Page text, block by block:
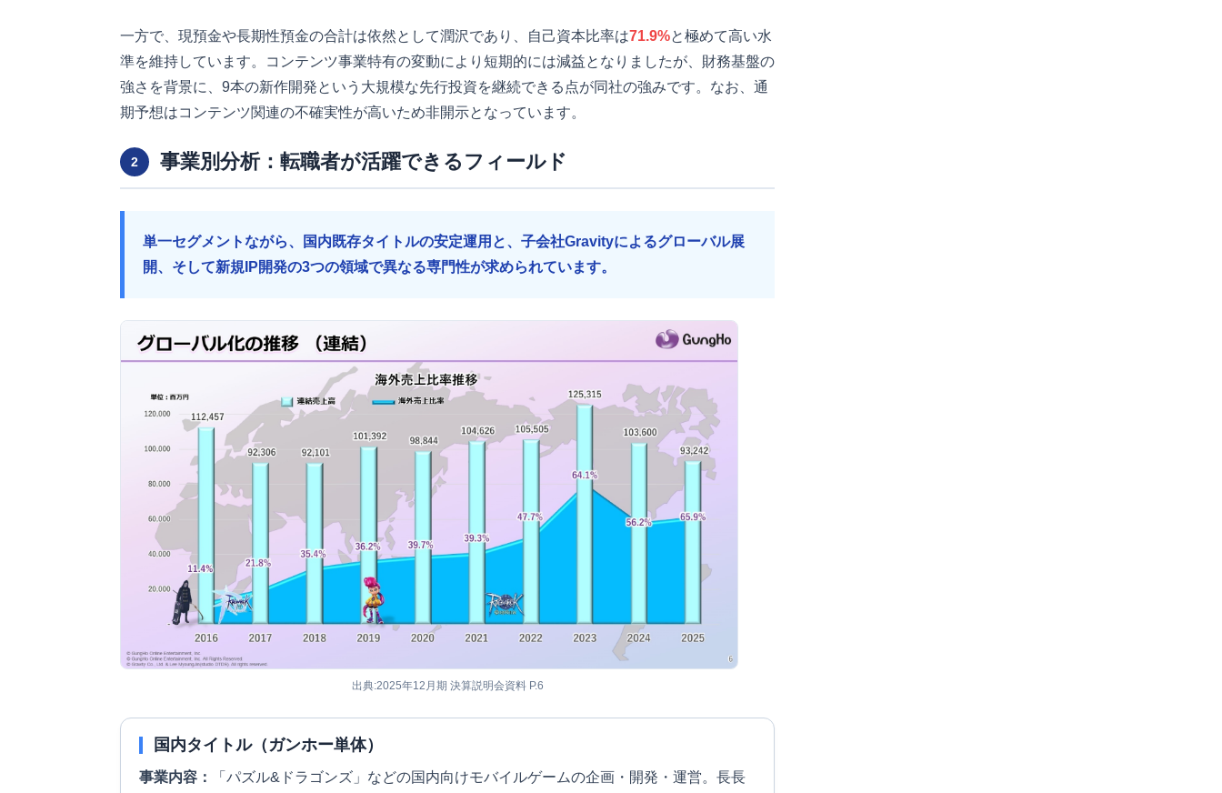
一方で、現預金や長期性預金の合計は依然として潤沢であり、自己資本比率は71.9%と極めて高い水
準を維持しています。コンテンツ事業特有の変動により短期的には減益となりましたが、財務基盤の
強さを背景に、9本の新作開発という大規模な先行投資を継続できる点が同社の強みです。なお、通
期予想はコンテンツ関連の不確実性が高いため非開示となっています。
2 事業別分析：転職者が活躍できるフィールド
単一セグメントながら、国内既存タイトルの安定運用と、子会社Gravityによるグローバル展
開、そして新規IP開発の3つの領域で異なる専門性が求められています。
出典:2025年12月期 決算説明会資料 P.6
国内タイトル（ガンホー単体）
事業内容：
「パズル&ドラゴンズ」などの国内向けモバイルゲームの企画・開発・運営。長長